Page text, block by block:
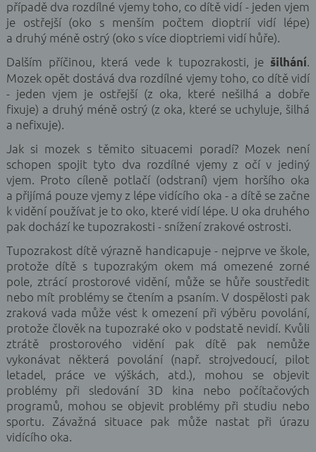
případě dva rozdílné vjemy toho, co dítě vidí - jeden vjem
je ostřejší (oko s menším počtem dioptrií vidí lépe)
a druhý méně ostrý (oko s více dioptriemi vidí hůře).
Dalším příčinou, která vede k tupozrakosti, je šilhání.
Mozek opět dostává dva rozdílné vjemy toho, co dítě vidí
- jeden vjem je ostřejší (z oka, které nešilhá a dobře
fixuje) a druhý méně ostrý (z oka, které se uchyluje, šilhá
a nefixuje).
Jak si mozek s těmito situacemi poradí? Mozek není
schopen spojit tyto dva rozdílné vjemy z očí v jediný
vjem. Proto cíleně potlačí (odstraní) vjem horšího oka
a přijímá pouze vjemy z lépe vidícího oka - a dítě se začne
k vidění používat je to oko, které vidí lépe. U oka druhého
pak dochází ke tupozrakosti - snížení zrakové ostrosti.
Tupozrakost dítě výrazně handicapuje - nejprve ve škole,
protože dítě s tupozrakým okem má omezené zorné
pole, ztrácí prostorové vidění, může se hůře soustředit
nebo mít problémy se čtením a psaním. V dospělosti pak
zraková vada může vést k omezení při výběru povolání,
protože člověk na tupozraké oko v podstatě nevidí. Kvůli
ztrátě prostorového vidění pak dítě pak nemůže
vykonávat některá povolání (např. strojvedoucí, pilot
letadel, práce ve výškách, atd.), mohou se objevit
problémy při sledování 3D kina nebo počítačových
programů, mohou se objevit problémy při studiu nebo
sportu. Závažná situace pak může nastat při úrazu
vidícího oka.